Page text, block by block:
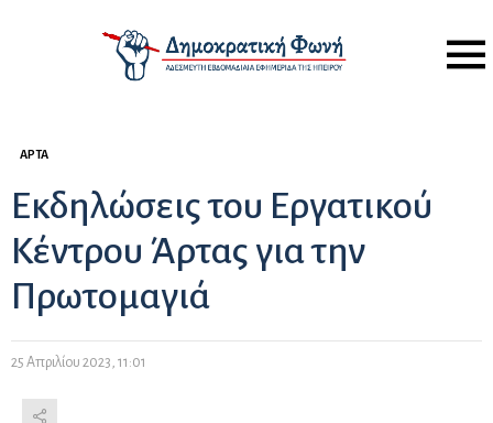
Menu
ΆΡΤΑ
Εκδηλώσεις του Εργατικού
Κέντρου Άρτας για την
Πρωτομαγιά
25 Απριλίου 2023, 11:01